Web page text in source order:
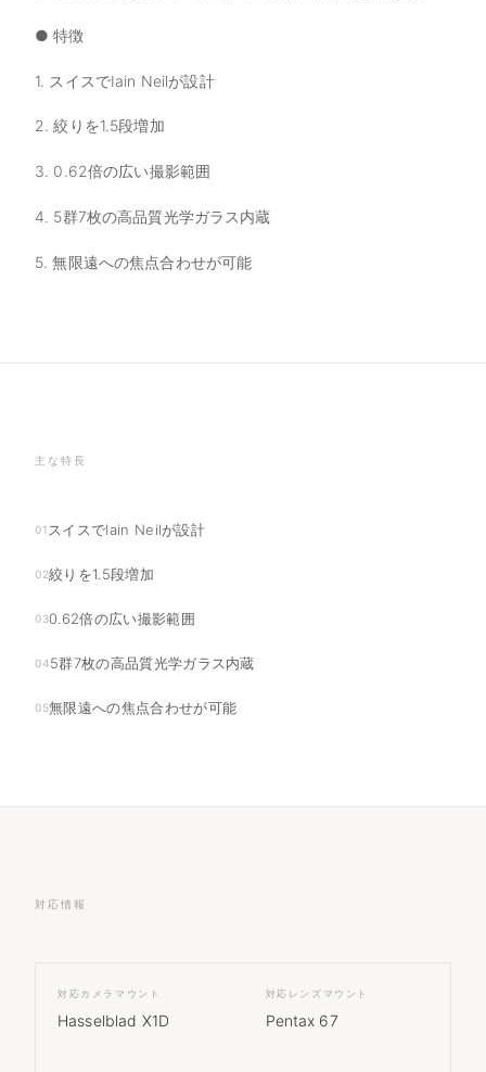
● 特徴
1. スイスでIain Neilが設計
2. 絞りを1.5段増加
3. 0.62倍の広い撮影範囲
4. 5群7枚の高品質光学ガラス内蔵
5. 無限遠への焦点合わせが可能
主な特長
01 スイスでIain Neilが設計
02絞りを1.5段増加
030.62倍の広い撮影範囲
045群7枚の高品質光学ガラス内蔵
05無限遠への焦点合わせが可能
対応情報
対応カメラマウント
Hasselblad X1D
対応レンズマウント
Pentax 67